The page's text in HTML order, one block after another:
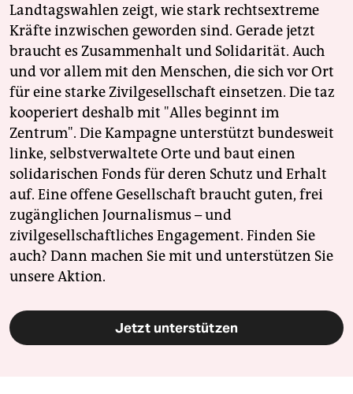
Landtagswahlen zeigt, wie stark rechtsextreme
Kräfte inzwischen geworden sind. Gerade jetzt
braucht es Zusammenhalt und Solidarität. Auch
und vor allem mit den Menschen, die sich vor Ort
für eine starke Zivilgesellschaft einsetzen. Die taz
kooperiert deshalb mit "Alles beginnt im
Zentrum". Die Kampagne unterstützt bundesweit
linke, selbstverwaltete Orte und baut einen
solidarischen Fonds für deren Schutz und Erhalt
auf. Eine offene Gesellschaft braucht guten, frei
zugänglichen Journalismus – und
zivilgesellschaftliches Engagement. Finden Sie
auch? Dann machen Sie mit und unterstützen Sie
unsere Aktion.
Jetzt unterstützen